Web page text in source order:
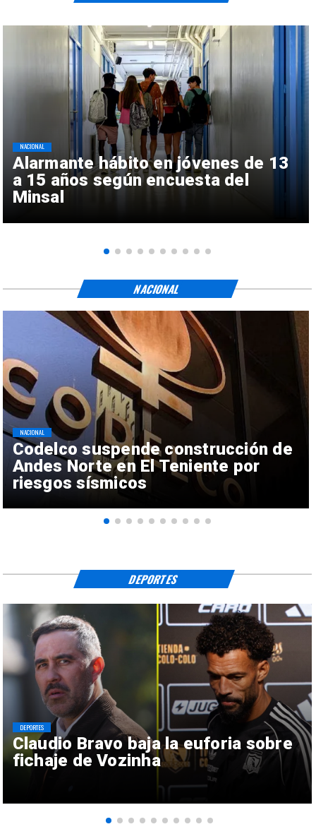
Alarmante hábito en jóvenes de 13
a 15 años según encuesta del
Minsal
NACIONAL
Codelco suspende construcción de
Andes Norte en El Teniente por
riesgos sísmicos
NACIONAL
NACIONAL
Claudio Bravo baja la euforia sobre
fichaje de Vozinha
DEPORTES
DEPORTES